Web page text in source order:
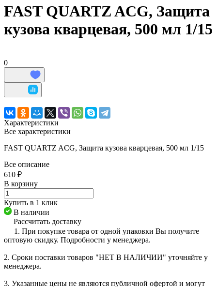
FAST QUARTZ ACG, Защита
кузова кварцевая, 500 мл 1/15
0
Характеристики
Все характеристики
FAST QUARTZ ACG, Защита кузова кварцевая, 500 мл 1/15
Все описание
610 ₽
В корзину
Купить в 1 клик
В наличии
Рассчитать доставку
1. При покупке товара от одной упаковки Вы получите
оптовую скидку. Подробности у менеджера.
2. Сроки поставки товаров "НЕТ В НАЛИЧИИ" уточняйте у
менеджера.
3. Указанные цены не являются публичной офертой и могут